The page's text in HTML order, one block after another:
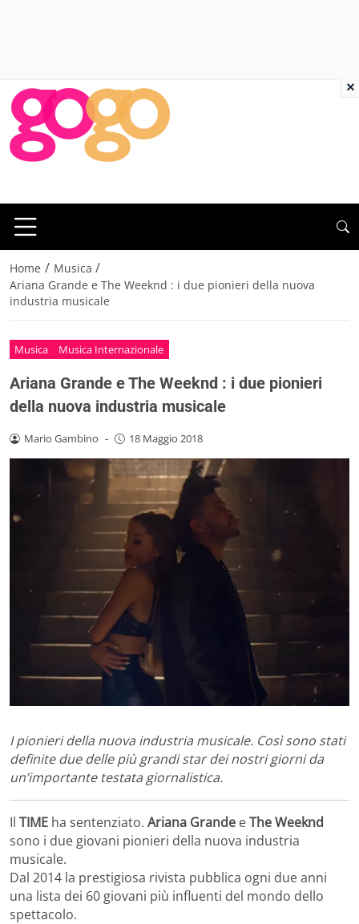
Home / Musica /
Ariana Grande e The Weeknd : i due pionieri della nuova
industria musicale
Musica Musica Internazionale
Ariana Grande e The Weeknd : i due pionieri
della nuova industria musicale
Mario Gambino - 18 Maggio 2018
I pionieri della nuova industria musicale. Così sono stati
definite due delle più grandi star dei nostri giorni da
un’importante testata giornalistica.
Il TIME ha sentenziato. Ariana Grande eThe Weeknd
sono i due giovani pionieri della nuova industria
musicale.
Dal 2014 la prestigiosa rivista pubblica ogni due anni
una lista dei 60 giovani più influenti del mondo dello
spettacolo.
×